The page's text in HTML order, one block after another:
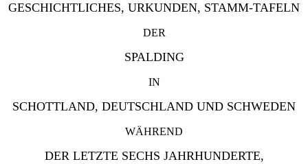
GESCHICHTLICHES, URKUNDEN, STAMM-TAFELN
DER
SPALDING
IN
SCHOTTLAND, DEUTSCHLAND UND SCHWEDEN
WÄHREND
DER LETZTE SECHS JAHRHUNDERTE,